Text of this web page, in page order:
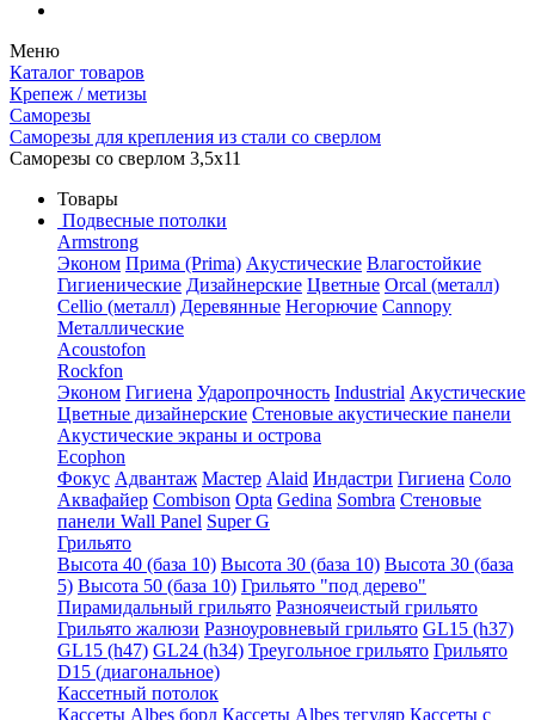
Меню
Каталог товаров
Крепеж / метизы
Саморезы
Саморезы для крепления из стали со сверлом
Саморезы со сверлом 3,5х11
Товары
Подвесные потолки
Armstrong
Эконом Прима (Prima) Акустические Влагостойкие
Гигиенические Дизайнерские Цветные Orcal (металл)
Cellio (металл) Деревянные Негорючие Cannopy
Металлические
Acoustofon
Rockfon
Эконом Гигиена Ударопрочность Industrial Акустические
Цветные дизайнерские Стеновые акустические панели
Акустические экраны и острова
Ecophon
Фокус Адвантаж Мастер Alaid Индастри Гигиена Соло
Аквафайер Combison Opta Gedina Sombra Стеновые
панели Wall Panel Super G
Грильято
Высота 40 (база 10) Высота 30 (база 10) Высота 30 (база
5) Высота 50 (база 10) Грильято "под дерево"
Пирамидальный грильято Разноячеистый грильято
Грильято жалюзи Разноуровневый грильято GL15 (h37)
GL15 (h47) GL24 (h34) Треугольное грильято Грильято
D15 (диагональное)
Кассетный потолок
Кассеты Albes борд Кассеты Albes тегуляр Кассеты с